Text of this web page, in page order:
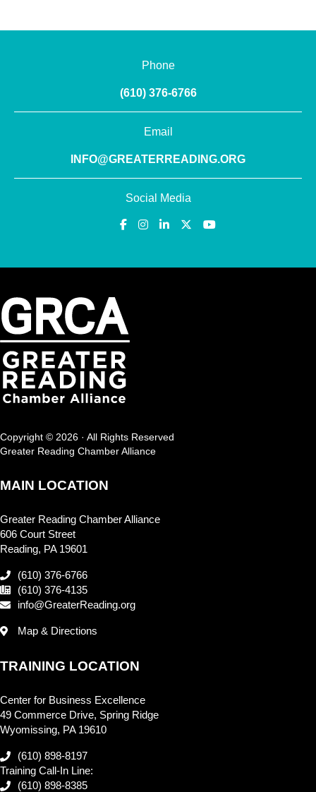
Phone
(610) 376-6766
Email
INFO@GREATERREADING.ORG
Social Media
Copyright © 2026 · All Rights Reserved
Greater Reading Chamber Alliance
MAIN LOCATION
Greater Reading Chamber Alliance
606 Court Street
Reading, PA 19601
(610) 376-6766
(610) 376-4135
info@GreaterReading.org
Map & Directions
TRAINING LOCATION
Center for Business Excellence
49 Commerce Drive, Spring Ridge
Wyomissing, PA 19610
(610) 898-8197
Training Call-In Line:
(610) 898-8385